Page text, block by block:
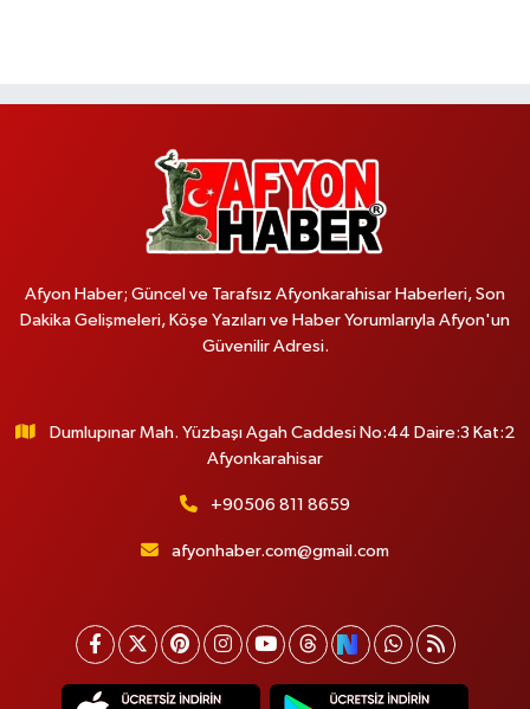
Afyon Haber; Güncel ve Tarafsız Afyonkarahisar Haberleri, Son
Dakika Gelişmeleri, Köşe Yazıları ve Haber Yorumlarıyla Afyon'un
Güvenilir Adresi.
Dumlupınar Mah. Yüzbaşı Agah Caddesi No:44 Daire:3 Kat:2
Afyonkarahisar
+90506 811 8659
afyonhaber.com@gmail.com